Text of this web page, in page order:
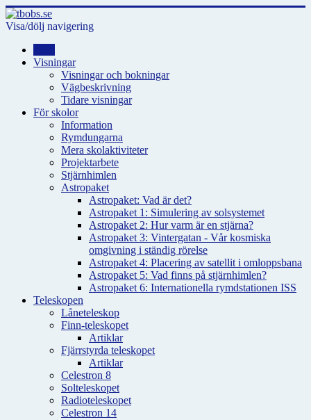
Visa/dölj navigering
Visningar
Visningar och bokningar
Vägbeskrivning
Tidare visningar
För skolor
Information
Rymdungarna
Mera skolaktiviteter
Projektarbete
Stjärnhimlen
Astropaket
Astropaket: Vad är det?
Astropaket 1: Simulering av solsystemet
Astropaket 2: Hur varm är en stjärna?
Astropaket 3: Vintergatan - Vår kosmiska
omgivning i ständig rörelse
Astropaket 4: Placering av satellit i omloppsbana
Astropaket 5: Vad finns på stjärnhimlen?
Astropaket 6: Internationella rymdstationen ISS
Teleskopen
Låneteleskop
Finn-teleskopet
Artiklar
Fjärrstyrda teleskopet
Artiklar
Celestron 8
Solteleskopet
Radioteleskopet
Celestron 14